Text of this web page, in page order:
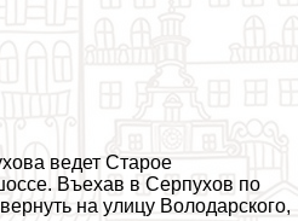
ведет Старое
Въехав в Серпухов по
на улицу Володарского,